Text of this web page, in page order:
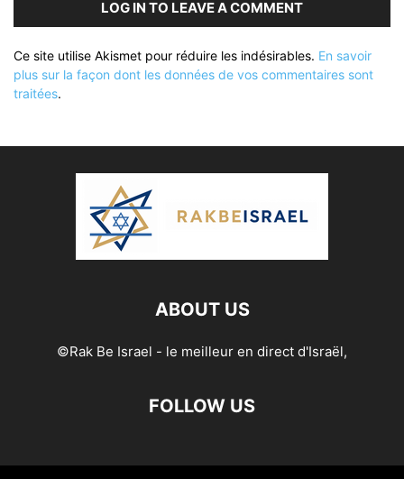
LOG IN TO LEAVE A COMMENT
Ce site utilise Akismet pour réduire les indésirables. En savoir
plus sur la façon dont les données de vos commentaires sont
traitées.
ABOUT US
©Rak Be Israel - le meilleur en direct d'Israël,
FOLLOW US